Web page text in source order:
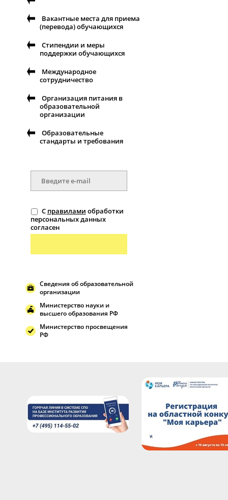
Вакантные места для приема
(перевода) обучающихся
Стипендии и меры
поддержки обучающихся
Международное
сотрудничество
Организация питания в
образовательной
организации
Образовательные
стандарты и требования
С правилами обработки
персональных данных
согласен
Сведения об образовательной
организации
Министерство науки и
высшего образования РФ
Министерство просвещения
РФ